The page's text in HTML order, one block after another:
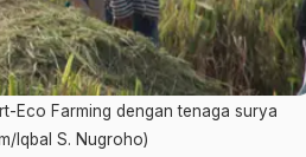
Eco Farming dengan tenaga surya
Iqbal S. Nugroho)